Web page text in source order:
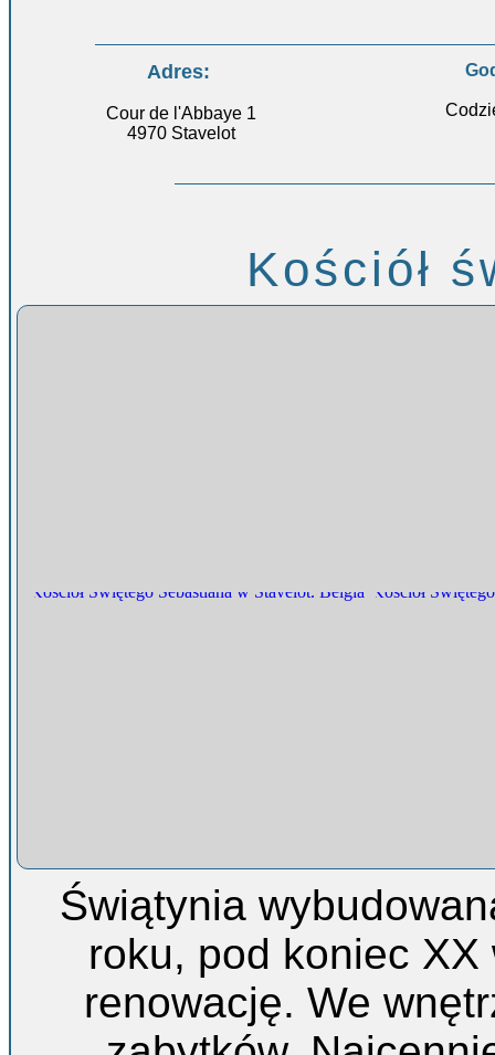
Adres:
Cour de l'Abbaye 1
4970 Stavelot
Kościół
Świątynia
roku, pod koniec XX
renowację. We